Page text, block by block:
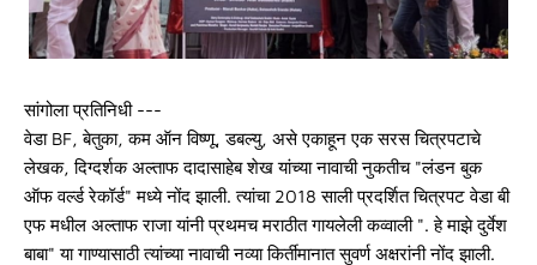
सांगोला प्रतिनिधी ---
वेडा BF, बेतुका, कम ऑन विष्णू, डबल्यु, असे एकाहून एक सरस चित्रपटाचे
लेखक, दिग्दर्शक अल्ताफ दादासाहेब शेख यांच्या नावाची नुकतीच "लंडन बुक
ऑफ वर्ल्ड रेकॉर्ड" मध्ये नोंद झाली. त्यांचा 2018 साली प्रदर्शित चित्रपट वेडा बी
एफ मधील अल्ताफ राजा यांनी प्रथमच मराठीत गायलेली कव्वाली ". हे माझे दुर्वेश
बाबा" या गाण्यासाठी त्यांच्या नावाची नव्या किर्तीमानात सुवर्ण अक्षरांनी नोंद झाली.